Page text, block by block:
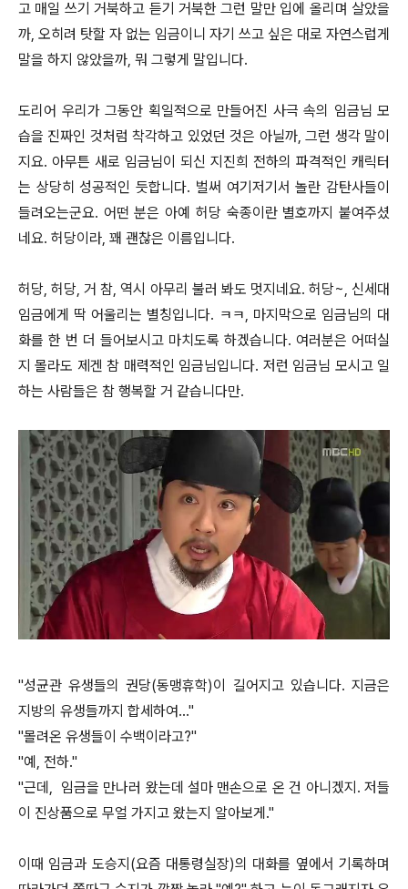
고 매일 쓰기 거북하고 듣기 거북한 그런 말만 입에 올리며 살았을
까, 오히려 탓할 자 없는 임금이니 자기 쓰고 싶은 대로 자연스럽게
말을 하지 않았을까, 뭐 그렇게 말입니다.
도리어 우리가 그동안 획일적으로 만들어진 사극 속의 임금님 모
습을 진짜인 것처럼 착각하고 있었던 것은 아닐까, 그런 생각 말이
지요. 아무튼 새로 임금님이 되신 지진희 전하의 파격적인 캐릭터
는 상당히 성공적인 듯합니다. 벌써 여기저기서 놀란 감탄사들이
들려오는군요. 어떤 분은 아예 허당 숙종이란 별호까지 붙여주셨
네요. 허당이라, 꽤 괜찮은 이름입니다.
허당, 허당, 거 참, 역시 아무리 불러 봐도 멋지네요. 허당~, 신세대
임금에게 딱 어울리는 별칭입니다. ㅋㅋ, 마지막으로 임금님의 대
화를 한 번 더 들어보시고 마치도록 하겠습니다. 여러분은 어떠실
지 몰라도 제겐 참 매력적인 임금님입니다. 저런 임금님 모시고 일
하는 사람들은 참 행복할 거 같습니다만.
"성균관 유생들의 권당(동맹휴학)이 길어지고 있습니다. 지금은
지방의 유생들까지 합세하여…"
"몰려온 유생들이 수백이라고?"
"예, 전하."
"근데, 임금을 만나러 왔는데 설마 맨손으로 온 건 아니겠지. 저들
이 진상품으로 무얼 가지고 왔는지 알아보게."
이때 임금과 도승지(요즘 대통령실장)의 대화를 옆에서 기록하며